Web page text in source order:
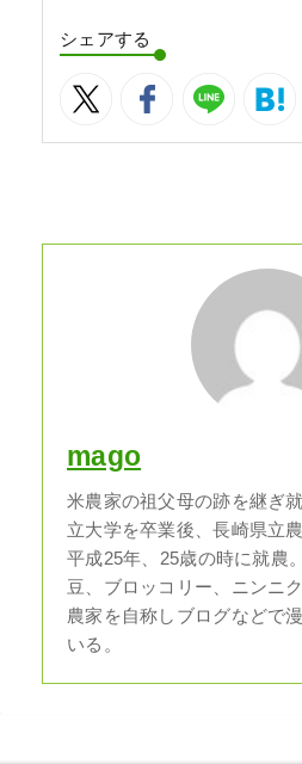
シェアする
mago
米農家の祖父母の跡を継ぎ
立大学を卒業後、長崎県立
平成25年、25歳の時に就農
豆、ブロッコリー、ニンニ
農家を自称しブログなどで
いる。